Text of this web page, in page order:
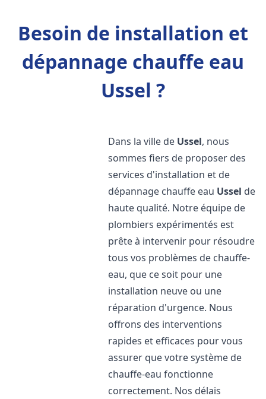
Besoin de installation et
dépannage chauffe eau
Ussel ?
Dans la ville de Ussel, nous
sommes fiers de proposer des
services d'installation et de
dépannage chauffe eau Ussel de
haute qualité. Notre équipe de
plombiers expérimentés est
prête à intervenir pour résoudre
tous vos problèmes de chauffe-
eau, que ce soit pour une
installation neuve ou une
réparation d'urgence. Nous
offrons des interventions
rapides et efficaces pour vous
assurer que votre système de
chauffe-eau fonctionne
correctement. Nos délais